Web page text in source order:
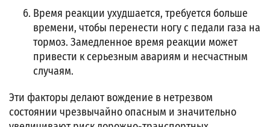
Время реакции ухудшается, требуется больше
времени, чтобы перенести ногу с педали газа на
тормоз. Замедленное время реакции может
привести к серьезным авариям и несчастным
случаям.
Эти факторы делают вождение в нетрезвом
состоянии чрезвычайно опасным и значительно